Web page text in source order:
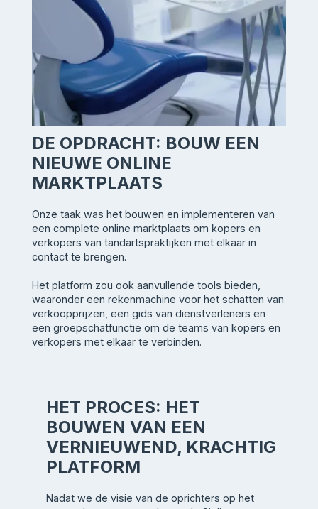
DE OPDRACHT: BOUW EEN
NIEUWE ONLINE
MARKTPLAATS
Onze taak was het bouwen en implementeren van
een complete online marktplaats om kopers en
verkopers van tandartspraktijken met elkaar in
contact te brengen.
Het platform zou ook aanvullende tools bieden,
waaronder een rekenmachine voor het schatten van
verkoopprijzen, een gids van dienstverleners en
een groepschatfunctie om de teams van kopers en
verkopers met elkaar te verbinden.
HET PROCES: HET
BOUWEN VAN EEN
VERNIEUWEND, KRACHTIG
PLATFORM
Nadat we de visie van de oprichters op het